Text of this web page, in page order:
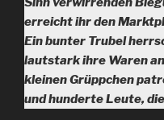
erreicht ihr den
Ein bunter Trubel
lautstark ihre Waren
kleinen Grüppchen
und hunderte Leute,